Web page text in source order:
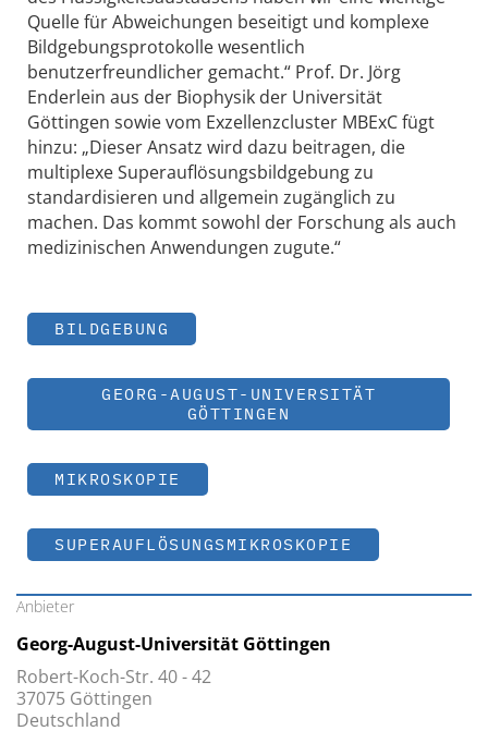
Quelle für Abweichungen beseitigt und komplexe
Bildgebungsprotokolle wesentlich
benutzerfreundlicher gemacht.“ Prof. Dr. Jörg
Enderlein aus der Biophysik der Universität
Göttingen sowie vom Exzellenzcluster MBExC fügt
hinzu: „Dieser Ansatz wird dazu beitragen, die
multiplexe Superauflösungsbildgebung zu
standardisieren und allgemein zugänglich zu
machen. Das kommt sowohl der Forschung als auch
medizinischen Anwendungen zugute.“
BILDGEBUNG
GEORG-AUGUST-UNIVERSITÄT
GÖTTINGEN
MIKROSKOPIE
SUPERAUFLÖSUNGSMIKROSKOPIE
Anbieter
Georg-August-Universität Göttingen
Robert-Koch-Str. 40 - 42
37075 Göttingen
Deutschland